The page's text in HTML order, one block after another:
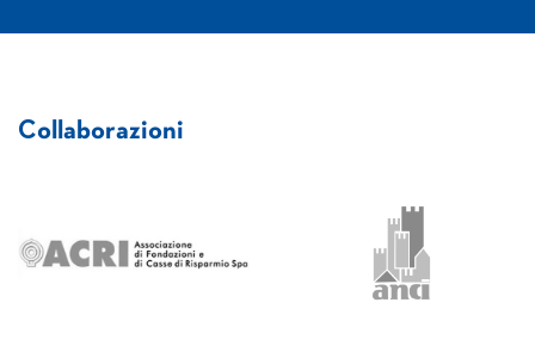
Collaborazioni